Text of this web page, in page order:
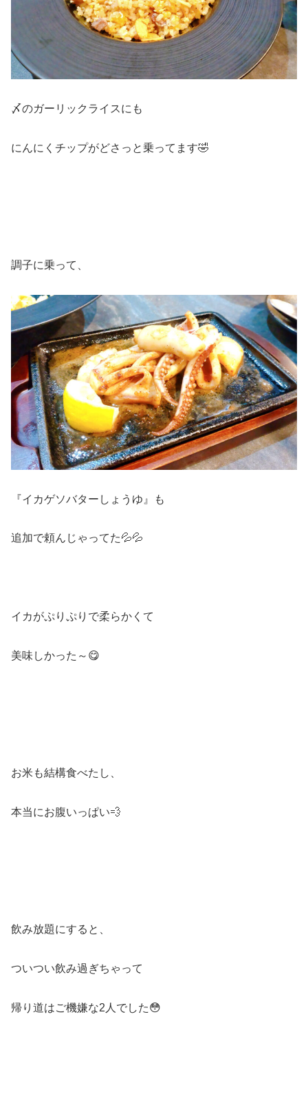
〆のガーリックライスにも
にんにくチップがどさっと乗ってます🤣
調子に乗って、
『イカゲソバターしょうゆ』も
追加で頼んじゃってた💦💦
イカがぷりぷりで柔らかくて
美味しかった～😋
お米も結構食べたし、
本当にお腹いっぱい💨
飲み放題にすると、
ついつい飲み過ぎちゃって
帰り道はご機嫌な2人でした😳